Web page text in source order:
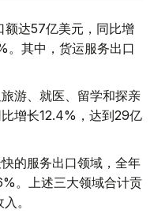
达57亿美元，同比增
其中，货运服务出口
游、就医、留学和探亲
增长12.4%，达到29亿
的服务出口领域，全年
。上述三大领域合计贡
。